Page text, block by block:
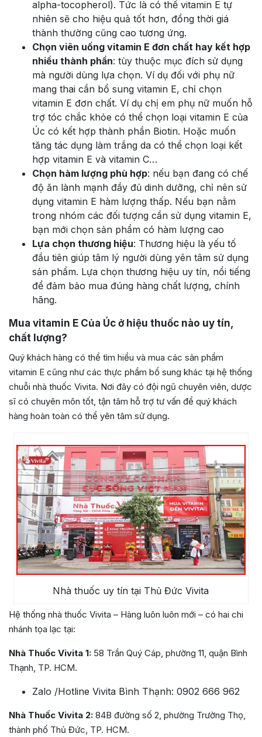
alpha-tocopherol). Tức là có thể vitamin E tự
nhiên sẽ cho hiệu quả tốt hơn, đồng thời giá
thành thường cũng cao tương ứng.
Chọn viên uống vitamin E đơn chất hay kết hợp
nhiều thành phần: tùy thuộc mục đích sử dụng
mà người dùng lựa chọn. Ví dụ đối với phụ nữ
mang thai cần bổ sung vitamin E, chỉ chọn
vitamin E đơn chất. Ví dụ chị em phụ nữ muốn hỗ
trợ tóc chắc khỏe có thể chọn loại vitamin E của
Úc có kết hợp thành phần Biotin. Hoặc muốn
tăng tác dụng làm trắng da có thể chọn loại kết
hợp vitamin E và vitamin C…
Chọn hàm lượng phù hợp: nếu bạn đang có chế
độ ăn lành mạnh đầy đủ dinh dưỡng, chỉ nên sử
dụng vitamin E hàm lượng thấp. Nếu bạn nằm
trong nhóm các đối tượng cần sử dụng vitamin E,
bạn mới chọn sản phẩm có hàm lượng cao
Lựa chọn thương hiệu: Thương hiệu là yếu tố
đầu tiên giúp tâm lý người dùng yên tâm sử dụng
sản phẩm. Lựa chọn thương hiệu uy tín, nổi tiếng
để đảm bảo mua đúng hàng chất lượng, chính
hãng.
Mua vitamin E Của Úc ở hiệu thuốc nào uy tín,
chất lượng?
Quý khách hàng có thể tìm hiểu và mua các sản phẩm
vitamin E cũng như các thực phẩm bổ sung khác tại hệ thống
chuỗi nhà thuốc Vivita. Nơi đây có đội ngũ chuyên viên, dược
sĩ có chuyên môn tốt, tận tâm hỗ trợ tư vấn để quý khách
hàng hoàn toàn có thể yên tâm sử dụng.
Nhà thuốc uy tín tại Thủ Đức Vivita
Hệ thống nhà thuốc Vivita – Hàng luôn luôn mới – có hai chi
nhánh tọa lạc tại:
Nhà Thuốc Vivita 1: 58 Trần Quý Cáp, phường 11, quận Bình
Thạnh, TP. HCM.
Zalo /Hotline Vivita Bình Thạnh: 0902 666 962
Nhà Thuốc Vivita 2: 84B đường số 2, phường Trường Thọ,
thành phố Thủ Đức, TP. HCM.